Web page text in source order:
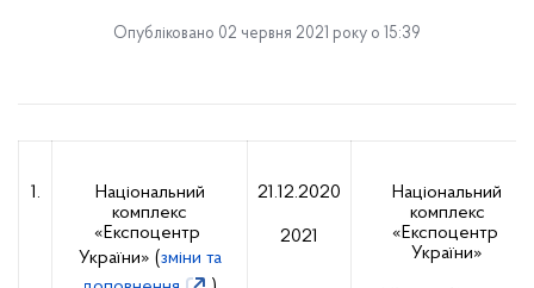
Опубліковано 02 червня 2021 року о 15:39
1.
Національний
комплекс
«Експоцентр
України» (зміни та
21.12.2020
2021
Національний
комплекс
«Експоцентр
України»